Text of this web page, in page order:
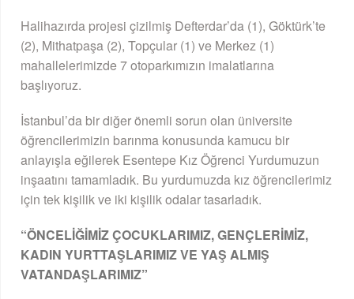
Halihazırda projesi çizilmiş Defterdar’da (1), Göktürk’te
(2), Mithatpaşa (2), Topçular (1) ve Merkez (1)
mahallelerimizde 7 otoparkımızın imalatlarına
başlıyoruz.
İstanbul’da bir diğer önemli sorun olan üniversite
öğrencilerimizin barınma konusunda kamucu bir
anlayışla eğilerek Esentepe Kız Öğrenci Yurdumuzun
inşaatını tamamladık. Bu yurdumuzda kız öğrencilerimiz
için tek kişilik ve iki kişilik odalar tasarladık.
“ÖNCELİĞİMİZ ÇOCUKLARIMIZ, GENÇLERİMİZ,
KADIN YURTTAŞLARIMIZ VE YAŞ ALMIŞ
VATANDAŞLARIMIZ”